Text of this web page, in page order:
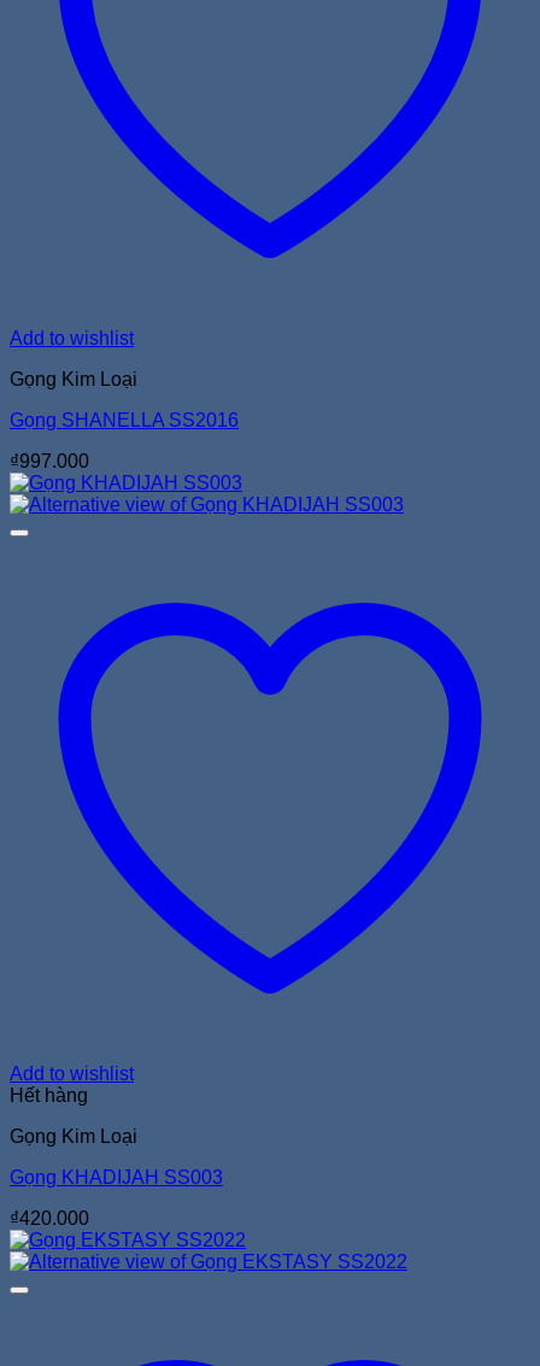
Add to wishlist
Gọng Kim Loại
Gọng SHANELLA SS2016
₫997.000
Add to wishlist
Hết hàng
Gọng Kim Loại
Gọng KHADIJAH SS003
₫420.000